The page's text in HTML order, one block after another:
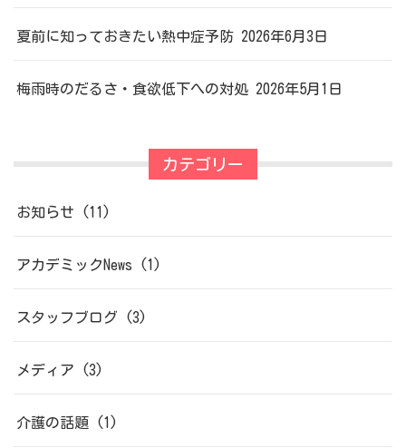
夏前に知っておきたい熱中症予防 2026年6月3日
梅雨時のだるさ・食欲低下への対処 2026年5月1日
カテゴリー
お知らせ (11)
アカデミックNews (1)
スタッフブログ (3)
メディア (3)
介護の話題 (1)